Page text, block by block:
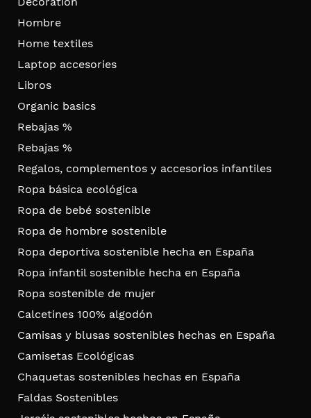
Hombre
Home textiles
Laptop accesories
Libros
Organic basics
Rebajas %
Rebajas %
Regalos, complementos y accesorios infantiles
Ropa básica ecológica
Ropa de bebé sostenible
Ropa de hombre sostenible
Ropa deportiva sostenible hecha en España
Ropa infantil sostenible hecha en España
Ropa sostenible de mujer
Calcetines 100% algodón
Camisas y blusas sostenibles hechas en España
Camisetas Ecológicas
Chaquetas sostenibles hechas en España
Faldas Sostenibles